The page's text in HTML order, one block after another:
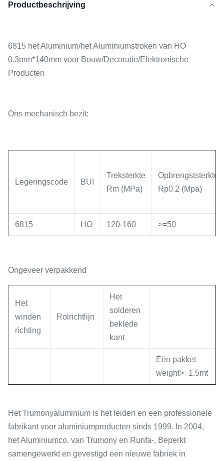
Productbeschrijving
6815 het Aluminium/het Aluminiumstroken van HO
0.3mm*140mm voor Bouw/Decoratie/Elektronische
Producten
Ons mechanisch bezit:
Legeringscode BUI
Treksterkte
Rm (MPa)
Opbrengststerkte
Rp0.2 (Mpa)
6815 HO 120-160 >=50
Ongeveer verpakkend
Het
winden
richting
Rolrichtlijn
Het
solderen
beklede
kant
Één pakket
weight>=1.5mt
Het Trumonyaluminium is het leiden en een professionele
fabrikant voor aluminiumproducten sinds 1999. In 2004,
het Aluminiumco. van Trumony en Runfa-, Beperkt
samengewerkt en gevestigd een nieuwe fabriek in